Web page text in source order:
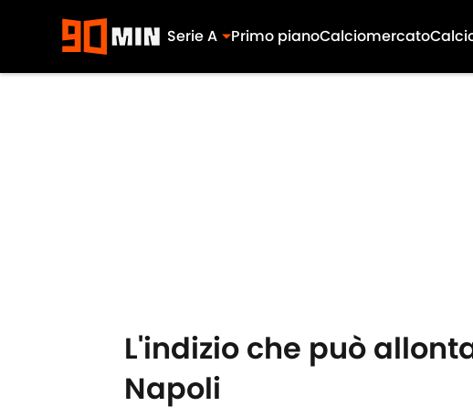
Serie A Primo pianoCalciomercato
L'indizio che può
Napoli